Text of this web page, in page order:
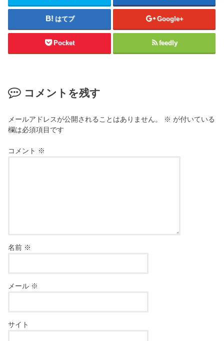
はてブ Google+
Pocket feedly
コメントを残す
メールアドレスが公開されることはありません。 ※ が付いている
欄は必須項目です
コメント ※
名前 ※
メール ※
サイト